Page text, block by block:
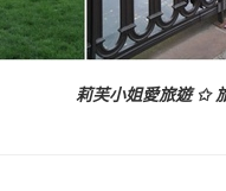
莉芙小姐愛旅遊 ✩